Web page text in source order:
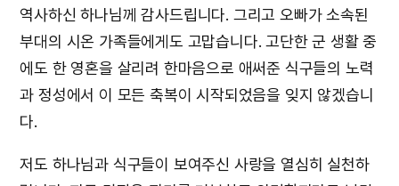
역사하신 하나님께 감사드립니다. 그리고 오빠가 소속된
부대의 시온 가족들에게도 고맙습니다. 고단한 군 생활 중
에도 한 영혼을 살리려 한마음으로 애써준 식구들의 노력
과 정성에서 이 모든 축복이 시작되었음을 잊지 않겠습니
다.
저도 하나님과 식구들이 보여주신 사랑을 열심히 실천하